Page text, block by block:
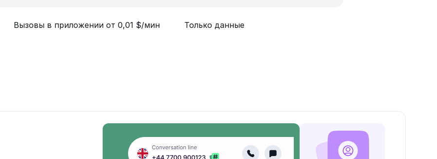
Вызовы в приложении от 0,01 $/мин Только данные